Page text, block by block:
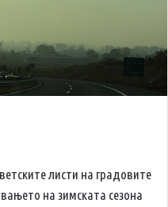
листи на градовите
на зимската сезона